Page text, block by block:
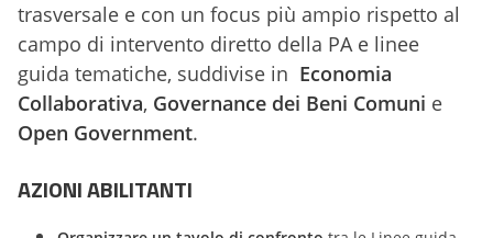
trasversale e con un focus più ampio rispetto al
campo di intervento diretto della PA e linee
guida tematiche, suddivise in Economia
Collaborativa, Governance dei Beni Comuni e
Open Government.
AZIONI ABILITANTI